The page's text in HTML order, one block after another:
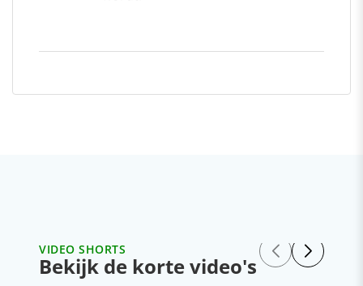
VIDEO SHORTS
Bekijk de korte video's